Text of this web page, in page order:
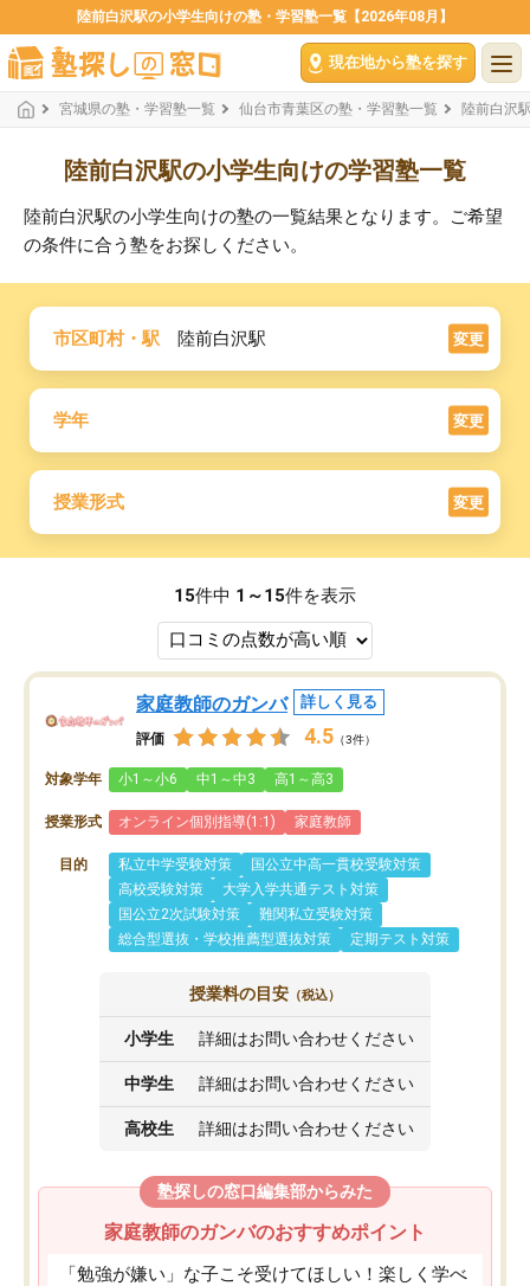
陸前白沢駅の小学生向けの塾・学習塾一覧【2026年08月】
現在地から塾を探す
宮城県の塾・学習塾一覧 仙台市青葉区の塾・学習塾一覧 陸前白沢
陸前白沢駅の小学生向けの学習塾一覧
陸前白沢駅の小学生向けの塾の一覧結果となります。ご希望
の条件に合う塾をお探しください。
市区町村・駅 陸前白沢駅 変更
学年 変更
授業形式 変更
15件中 1～15件を表示
家庭教師のガンバ 詳しく見る
評価 4.5 （3件）
対象学年 小1～小6 中1～中3 高1～高3
授業形式 オンライン個別指導(1:1) 家庭教師
目的 私立中学受験対策
国公立中高一貫校受験対策
高校受験対策
大学入学共通テスト対策
国公立2次試験対策
難関私立受験対策
総合型選抜・学校推薦型選抜対策
定期テスト対策
授業料の目安 （税込）
小学生 詳細はお問い合わせください
中学生 詳細はお問い合わせください
高校生 詳細はお問い合わせください
塾探しの窓口編集部からみた
家庭教師のガンバのおすすめポイント
「勉強が嫌い」な子こそ受けてほしい！楽しく学べ